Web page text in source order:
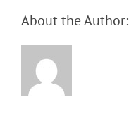
About the Author: